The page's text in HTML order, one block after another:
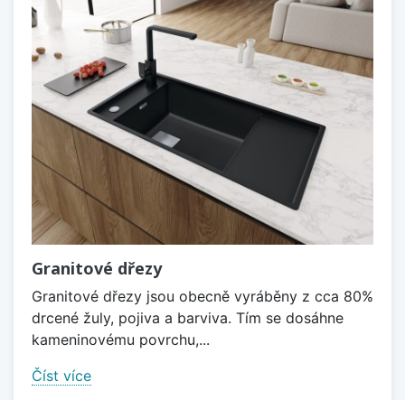
Granitové dřezy
Granitové dřezy jsou obecně vyráběny z cca 80%
drcené žuly, pojiva a barviva. Tím se dosáhne
kameninovému povrchu,...
Číst více